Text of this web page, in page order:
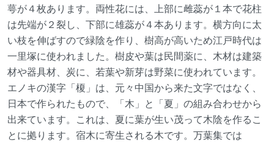
萼が４枚あります。両性花には、上部に雌蕊が１本で花柱
は先端が２裂し、下部に雄蕊が４本あります。横方向に太
い枝を伸ばすので緑陰を作り、樹高が高いため江戸時代は
一里塚に使われました。樹皮や葉は民間薬に、木材は建築
材や器具材、炭に、若葉や新芽は野菜に使われています。
エノキの漢字「榎」は、元々中国から来た文字ではなく、
日本で作られたもので、「木」と「夏」の組み合わせから
出来ています。これは、夏に葉が生い茂って木陰を作るこ
とに拠ります。宿木に寄生される木です。万葉集では